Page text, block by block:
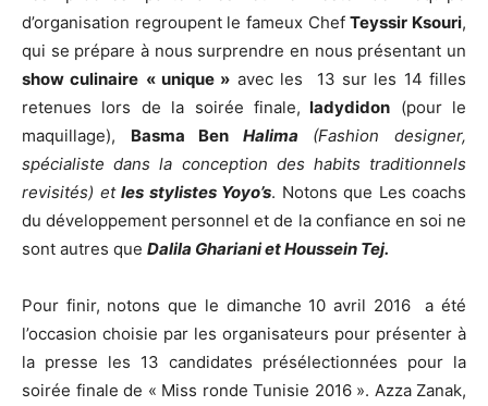
d’organisation regroupent le fameux ChefTeyssir Ksouri,
qui se prépare à nous surprendre en nous présentant un
show culinaire « unique » avec les 13 sur les 14 filles
retenues lors de la soirée finale, ladydidon (pour le
maquillage), Basma Ben Halima (Fashion designer,
spécialiste dans la conception des habits traditionnels
revisités) et les stylistes Yoyo’s. Notons que Les coachs
du développement personnel et de la confiance en soi ne
sont autres que Dalila Ghariani et Houssein Tej.
Pour finir, notons que le dimanche 10 avril 2016 a été
l’occasion choisie par les organisateurs pour présenter à
la presse les 13 candidates présélectionnées pour la
soirée finale de « Miss ronde Tunisie 2016 ». Azza Zanak,